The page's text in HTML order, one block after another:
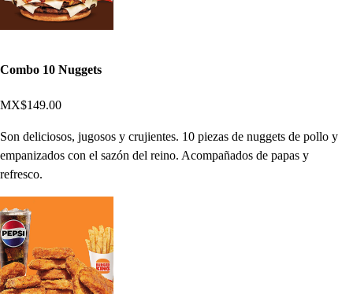
Combo 10 Nuggets
MX$149.00
Son deliciosos, jugosos y crujientes. 10 piezas de nuggets de pollo y
empanizados con el sazón del reino. Acompañados de papas y
refresco.